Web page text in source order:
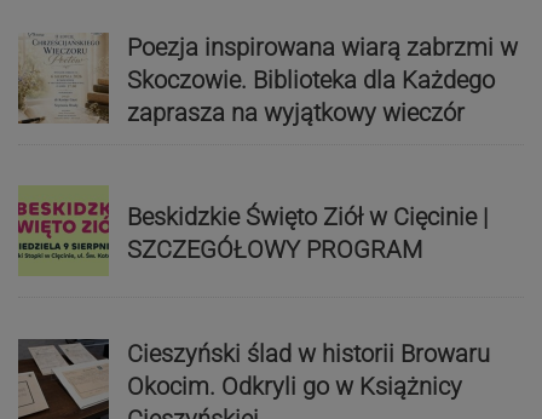
Poezja inspirowana wiarą zabrzmi w
Skoczowie. Biblioteka dla Każdego
zaprasza na wyjątkowy wieczór
Beskidzkie Święto Ziół w Cięcinie |
SZCZEGÓŁOWY PROGRAM
Cieszyński ślad w historii Browaru
Okocim. Odkryli go w Książnicy